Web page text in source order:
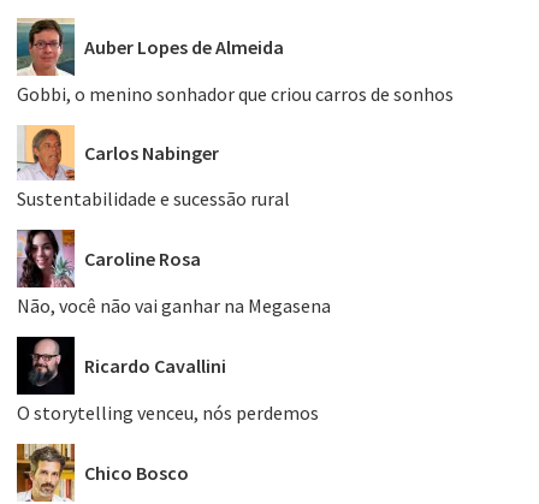
Auber Lopes de Almeida
Gobbi, o menino sonhador que criou carros de sonhos
Carlos Nabinger
Sustentabilidade e sucessão rural
Caroline Rosa
Não, você não vai ganhar na Megasena
Ricardo Cavallini
O storytelling venceu, nós perdemos
Chico Bosco